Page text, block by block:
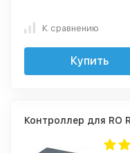
К сравнению
Купить
Контроллер для RO